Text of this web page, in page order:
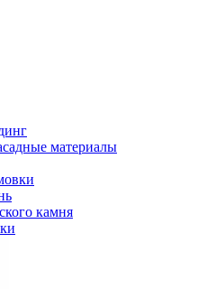
материалы
камня